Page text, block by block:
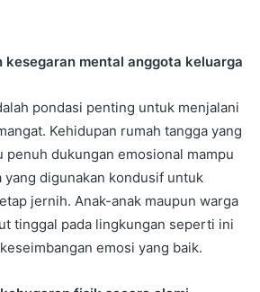
kesegaran mental anggota keluarga
pondasi penting untuk menjalani
Kehidupan rumah tangga yang
penuh dukungan emosional mampu
yang digunakan kondusif untuk
jernih. Anak-anak maupun warga
tinggal pada lingkungan seperti ini
emosi yang baik.